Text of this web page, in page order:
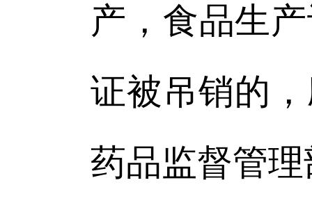
产，食品生
证被吊销的
药品监督管